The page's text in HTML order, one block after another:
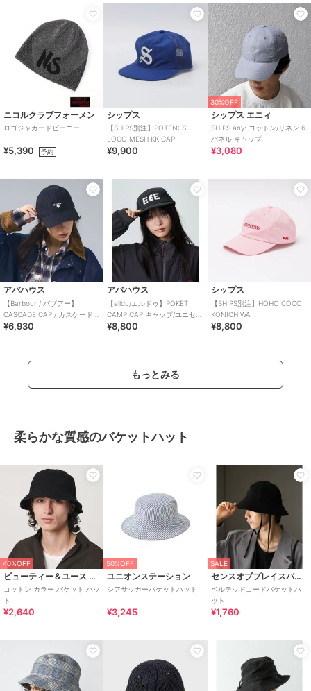
ニコルクラブフォーメン
ロゴジャカードビーニー
¥5,390 予約
シップス
【SHIPS別注】POTEN: S
LOGO MESH KK CAP
¥9,900
30%OFF
シップス エニィ
SHIPS any: コットン/リネン 6
パネル キャップ
¥3,080
アバハウス
【Barbour / バブアー】
CASCADE CAP / カスケード /
6
¥6,930
アバハウス
【elldu/エルドゥ】POKET
CAMP CAP キャップ/ユニセッ
クス/韓
¥8,800
シップス
【SHIPS別注】HOHO COCO:
KONICHIWA
¥8,800
もっとみる
柔らかな質感のバケットハット
40%OFF
ビューティー＆ユース ユナイテッドアローズ
コットン カラー バケット ハッ
ト
¥2,640
50%OFF
ユニオンステーション
シアサッカーバケットハット
¥3,245
SALE
センスオブプレイスバイアーバンリサーチ
ベルテッドコードバケットハ
ット
¥1,760